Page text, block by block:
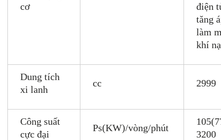
cơ
điện
tăng
làm
khí
Dung tích
xi lanh
cc 2999
Công suất
cực đại
Ps(KW)/vòng/phút
3200